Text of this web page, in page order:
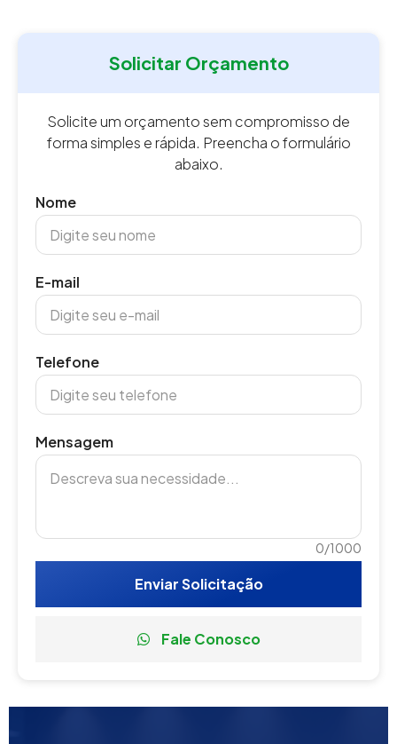
Solicitar Orçamento
Solicite um orçamento sem compromisso de
forma simples e rápida. Preencha o formulário
abaixo.
Nome
E-mail
Telefone
Mensagem
0/1000
Enviar Solicitação
Fale Conosco